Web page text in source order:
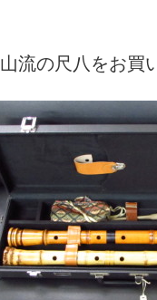
流の尺八をお買